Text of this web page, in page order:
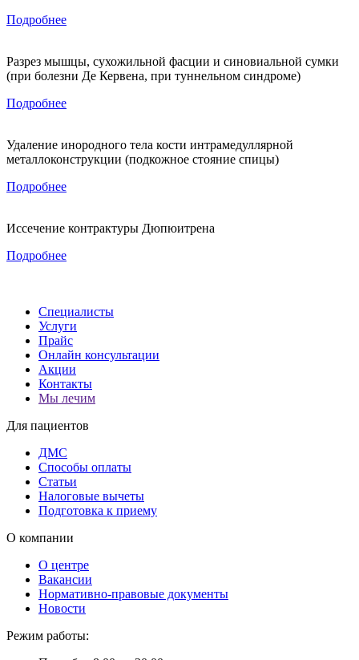
Подробнее
Разрез мышцы, сухожильной фасции и синовиальной сумки
(при болезни Де Кервена, при туннельном синдроме)
Подробнее
Удаление инородного тела кости интрамедуллярной
металлоконструкции (подкожное стояние спицы)
Подробнее
Иссечение контрактуры Дюпюитрена
Подробнее
Специалисты
Услуги
Прайс
Онлайн консультации
Акции
Контакты
Мы лечим
Для пациентов
ДМС
Способы оплаты
Статьи
Налоговые вычеты
Подготовка к приему
О компании
О центре
Вакансии
Нормативно-правовые документы
Новости
Режим работы: